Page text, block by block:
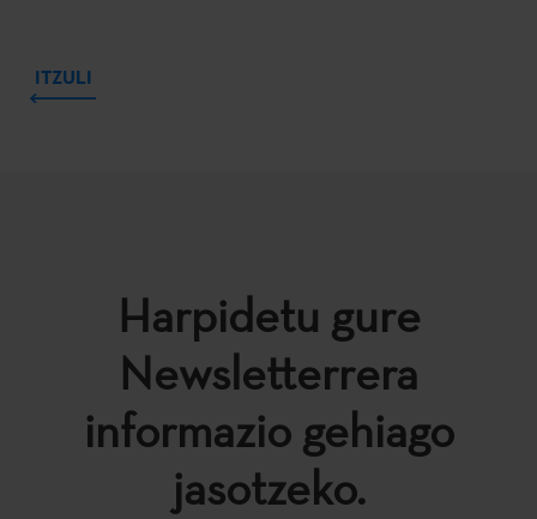
ITZULI
Harpidetu gure
Newsletterrera
informazio gehiago
jasotzeko.